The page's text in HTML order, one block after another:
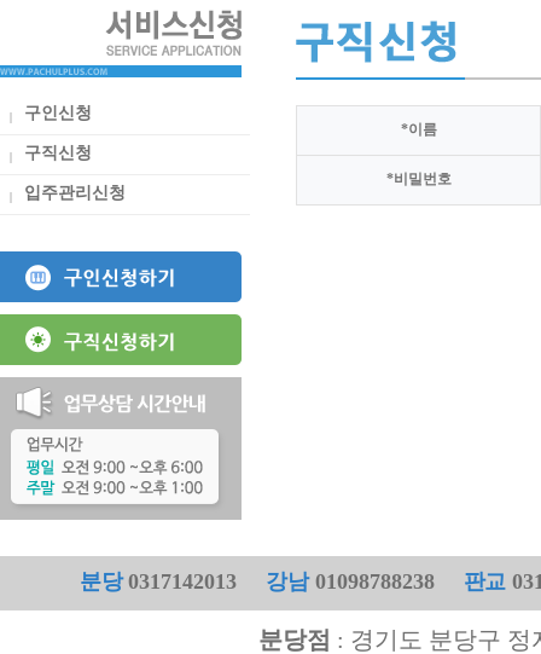
구인신청
구직신청
입주관리신청
*이름
*비밀번호
분당0317142013 강남01098788238 판교
분당점 : 경기도 분당구 정